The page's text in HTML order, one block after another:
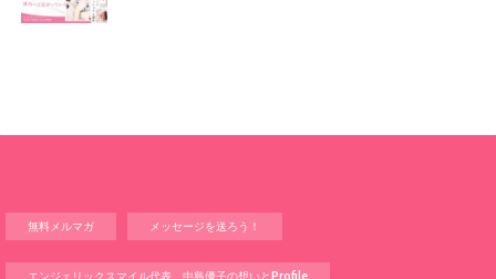
2026.01.06
無料メルマガ メッセージを送ろう！
エンジェリックスマイル代表 中島優子の想いとProfile